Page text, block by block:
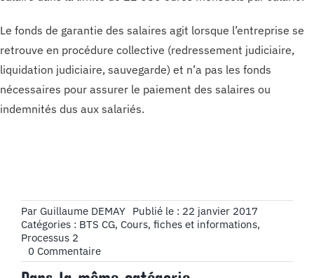
Le fonds de garantie des salaires agit lorsque l’entreprise se
retrouve en procédure collective (redressement judiciaire,
liquidation judiciaire, sauvegarde) et n’a pas les fonds
nécessaires pour assurer le paiement des salaires ou
indemnités dus aux salariés.
Par Guillaume DEMAY Publié le : 22 janvier 2017
Catégories : BTS CG, Cours, fiches et informations,
Processus 2
0 Commentaireon
Les